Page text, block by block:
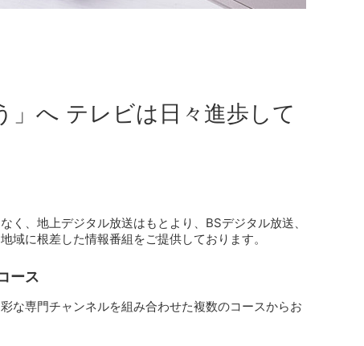
」へ テレビは日々進歩して
く、地上デジタル放送はもとより、BSデジタル放送、
域に根差した情報番組をご提供しております。
ース
な専門チャンネルを組み合わせた複数のコースからお